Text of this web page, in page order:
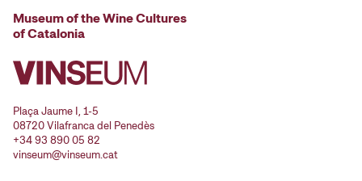
Museum of the Wine Cultures
of Catalonia
Plaça Jaume I, 1-5
08720 Vilafranca del Penedès
+34 93 890 05 82
vinseum@vinseum.cat